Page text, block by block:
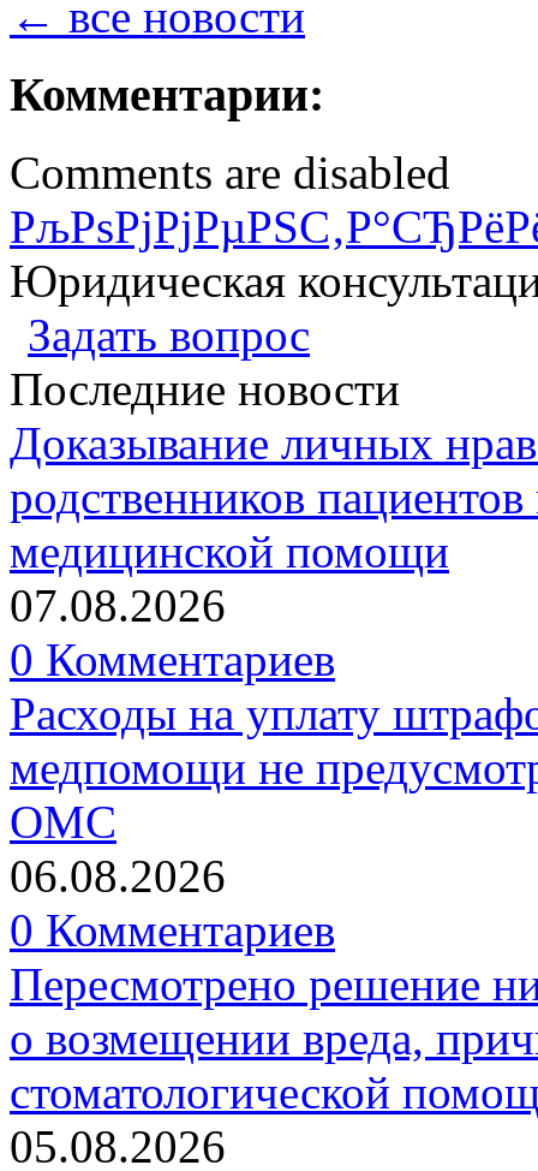
← все новости
Комментарии:
Comments are disabled
Юридическая
Задать вопрос
Последние новости
Доказывание личных
родственников
медицинской помощи
07.08.2026
0 Комментариев
Расходы на уплату
медпомощи не
ОМС
06.08.2026
0 Комментариев
Пересмотрено решение
о возмещении вреда,
стоматологической
05.08.2026